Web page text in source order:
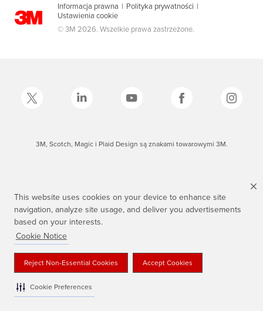
This website uses cookies on your device to enhance site
navigation, analyze site usage, and deliver you advertisements
based on your interests.
Cookie Notice
Reject Non-Essential Cookies Accept Cookies
Cookie Preferences
Informacja prawna | Polityka prywatności |
Ustawienia cookie
© 3M 2026. Wszelkie prawa zastrzeżone.
3M, Scotch, Magic i Plaid Design są znakami towarowymi 3M.